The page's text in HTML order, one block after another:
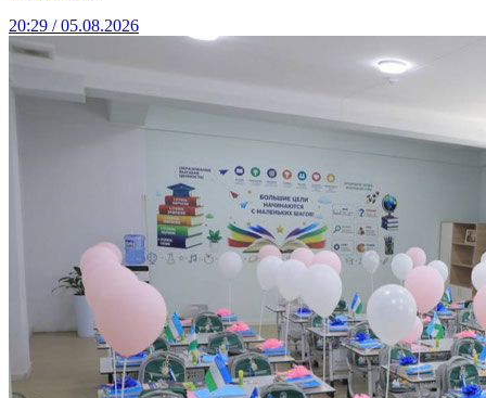
20:29 / 05.08.2026